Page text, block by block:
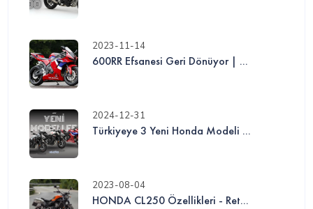
2023-11-14
600RR Efsanesi Geri Dönüyor | ...
2024-12-31
Türkiyeye 3 Yeni Honda Modeli ...
2023-08-04
HONDA CL250 Özellikleri - Ret...